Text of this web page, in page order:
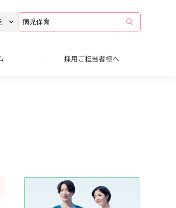
コ
ラ
ム
採用ご担当者様へ